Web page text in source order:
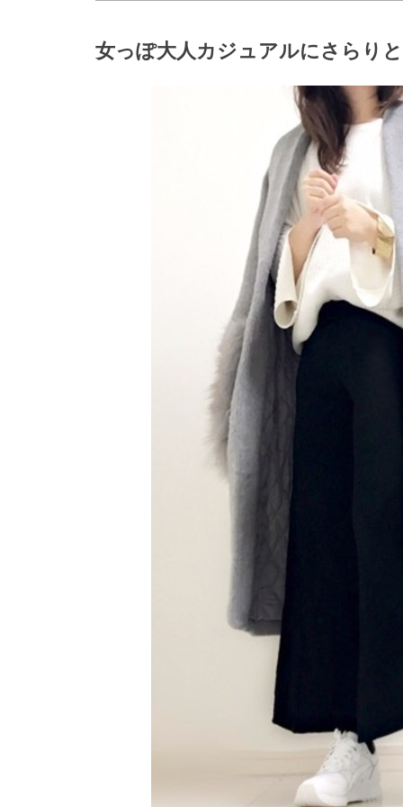
女っぽ大人カジュアルにさらり